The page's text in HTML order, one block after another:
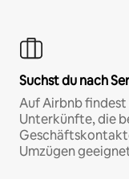
Suchst du nach
Auf Airbnb
Unterkünfte, die
Umzügen